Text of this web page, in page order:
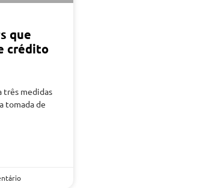
que
crédito
três medidas
tomada de